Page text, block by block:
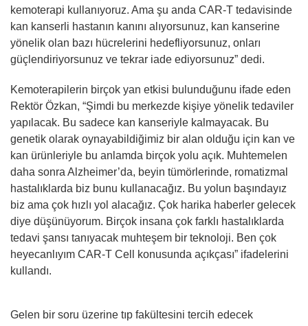
kemoterapi kullanıyoruz. Ama şu anda CAR-T tedavisinde
kan kanserli hastanın kanını alıyorsunuz, kan kanserine
yönelik olan bazı hücrelerini hedefliyorsunuz, onları
güçlendiriyorsunuz ve tekrar iade ediyorsunuz” dedi.
Kemoterapilerin birçok yan etkisi bulunduğunu ifade eden
Rektör Özkan, “Şimdi bu merkezde kişiye yönelik tedaviler
yapılacak. Bu sadece kan kanseriyle kalmayacak. Bu
genetik olarak oynayabildiğimiz bir alan olduğu için kan ve
kan ürünleriyle bu anlamda birçok yolu açık. Muhtemelen
daha sonra Alzheimer’da, beyin tümörlerinde, romatizmal
hastalıklarda biz bunu kullanacağız. Bu yolun başındayız
biz ama çok hızlı yol alacağız. Çok harika haberler gelecek
diye düşünüyorum. Birçok insana çok farklı hastalıklarda
tedavi şansı tanıyacak muhteşem bir teknoloji. Ben çok
heyecanlıyım CAR-T Cell konusunda açıkçası” ifadelerini
kullandı.
Gelen bir soru üzerine tıp fakültesini tercih edecek